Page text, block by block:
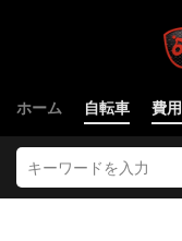
ホーム 自転車 費用